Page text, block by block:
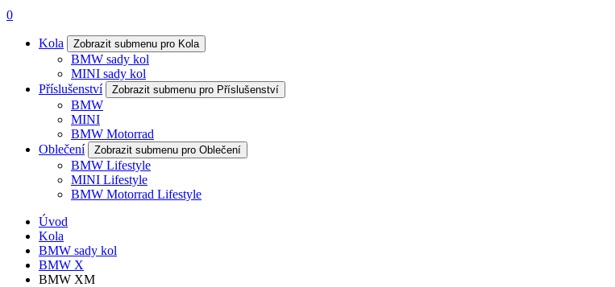
0
Kola Zobrazit submenu pro Kola
BMW sady kol
MINI sady kol
Příslušenství
Zobrazit submenu pro Příslušenství
BMW
MINI
BMW Motorrad
Oblečení
Zobrazit submenu pro Oblečení
BMW Lifestyle
MINI Lifestyle
BMW Motorrad Lifestyle
Úvod
Kola
BMW sady kol
BMW X
BMW XM